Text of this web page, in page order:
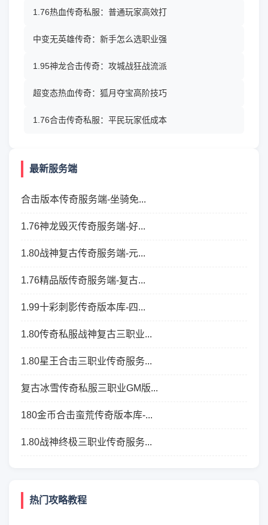
1.76热血传奇私服：普通玩家高效打
中变无英雄传奇：新手怎么选职业强
1.95神龙合击传奇：攻城战狂战流派
超变态热血传奇：狐月夺宝高阶技巧
1.76合击传奇私服：平民玩家低成本
最新服务端
合击版本传奇服务端-坐骑免...
1.76神龙毁灭传奇服务端-好...
1.80战神复古传奇服务端-元...
1.76精品版传奇服务端-复古...
1.99十彩刺影传奇版本库-四...
1.80传奇私服战神复古三职业...
1.80星王合击三职业传奇服务...
复古冰雪传奇私服三职业GM版...
180金币合击蛮荒传奇版本库-...
1.80战神终极三职业传奇服务...
热门攻略教程